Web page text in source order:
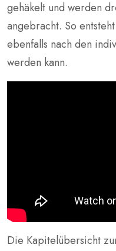
gehäkelt und werden
angebracht. So
ebenfalls nach den
werden kann.
Die Kapitelübersicht